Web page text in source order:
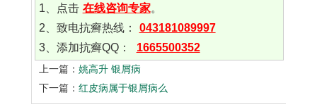
1、点击 在线咨询专家。
2、致电抗癣热线：
043181089997
3、添加抗癣QQ：
1665500352
上一篇： 姚高升 银屑病
下一篇： 红皮病属于银屑病么